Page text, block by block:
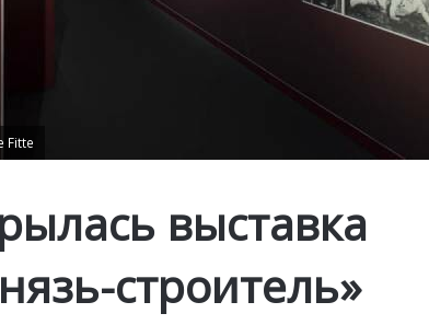
Fitte
выставка
строитель»